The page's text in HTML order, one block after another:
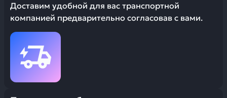
Доставим удобной для вас транспортной
компанией предварительно согласовав с вами.